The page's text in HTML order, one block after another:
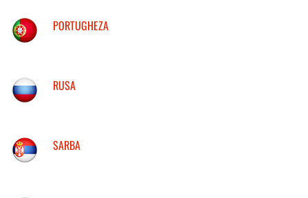
PORTUGHEZA
RUSA
SARBA